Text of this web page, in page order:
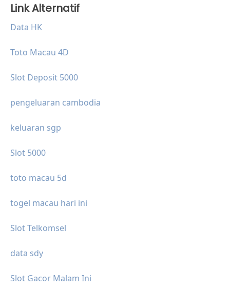
Link Alternatif
Data HK
Toto Macau 4D
Slot Deposit 5000
pengeluaran cambodia
keluaran sgp
Slot 5000
toto macau 5d
togel macau hari ini
Slot Telkomsel
data sdy
Slot Gacor Malam Ini